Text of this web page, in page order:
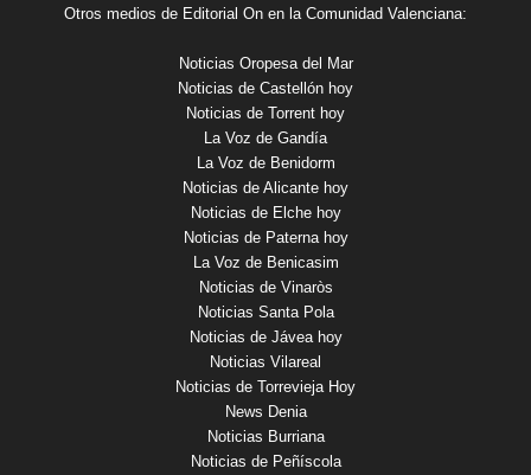
Otros medios de Editorial On en la Comunidad Valenciana:
Noticias Oropesa del Mar
Noticias de Castellón hoy
Noticias de Torrent hoy
La Voz de Gandía
La Voz de Benidorm
Noticias de Alicante hoy
Noticias de Elche hoy
Noticias de Paterna hoy
La Voz de Benicasim
Noticias de Vinaròs
Noticias Santa Pola
Noticias de Jávea hoy
Noticias Vilareal
Noticias de Torrevieja Hoy
News Denia
Noticias Burriana
Noticias de Peñíscola